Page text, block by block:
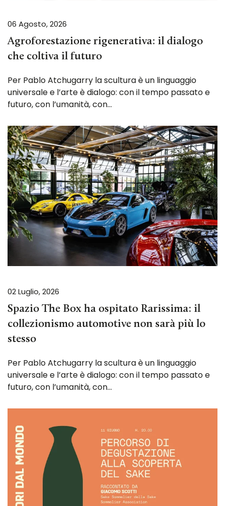
06 Agosto, 2026
Agroforestazione rigenerativa: il dialogo
che coltiva il futuro
Per Pablo Atchugarry la scultura è un linguaggio
universale e l’arte è dialogo: con il tempo passato e
futuro, con l’umanità, con…
02 Luglio, 2026
Spazio The Box ha ospitato Rarissima: il
collezionismo automotive non sarà più lo
stesso
Per Pablo Atchugarry la scultura è un linguaggio
universale e l’arte è dialogo: con il tempo passato e
futuro, con l’umanità, con…